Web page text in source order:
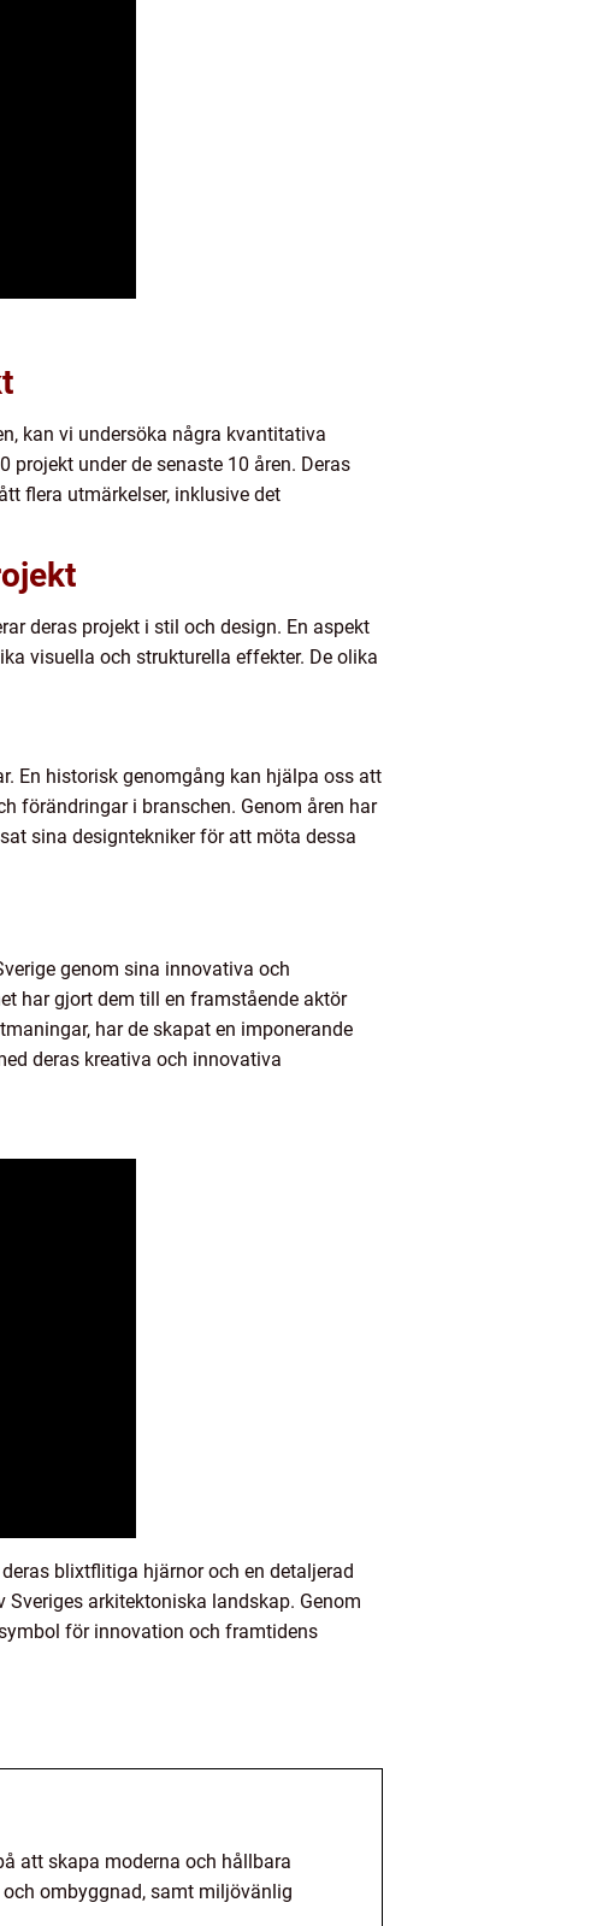
kan vi undersöka några kvantitativa
projekt under de senaste 10 åren. Deras
flera utmärkelser, inklusive det
deras projekt i stil och design. En aspekt
visuella och strukturella effekter. De olika
En historisk genomgång kan hjälpa oss att
förändringar i branschen. Genom åren har
sina designtekniker för att möta dessa
genom sina innovativa och
har gjort dem till en framstående aktör
har de skapat en imponerande
deras kreativa och innovativa
blixtflitiga hjärnor och en detaljerad
arkitektoniska landskap. Genom
för innovation och framtidens
att skapa moderna och hållbara
ombyggnad, samt miljövänlig